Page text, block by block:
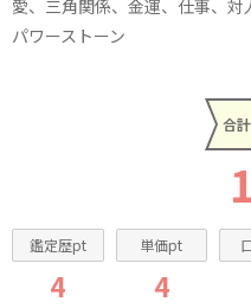
愛、三角関係、金運、仕事、対
パワーストーン
合
鑑定歴pt
4
単価pt
4